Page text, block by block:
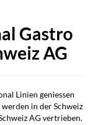
Gastro
AG
Linien geniessen
in der Schweiz
AG vertrieben.